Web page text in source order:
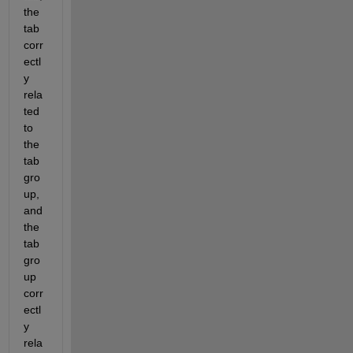
the
tab
corr
ectl
y
rela
ted
to
the
tab
gro
up,
and
the
tab
gro
up
corr
ectl
y
rela